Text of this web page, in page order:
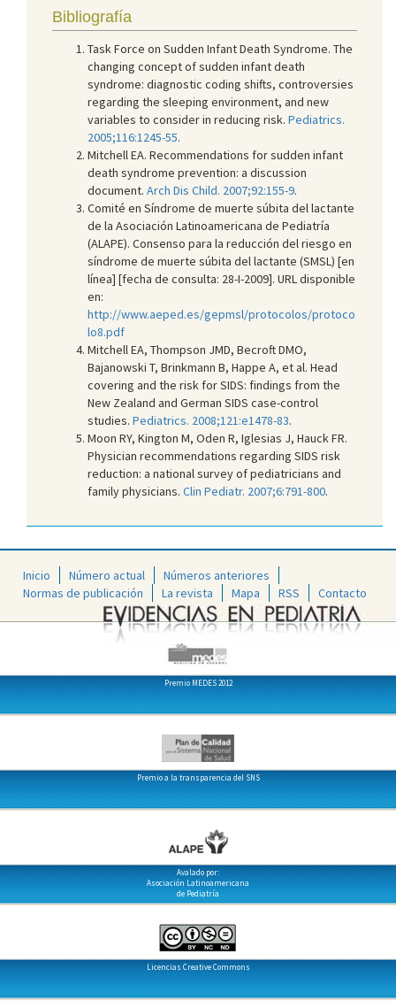
Bibliografía
Task Force on Sudden Infant Death Syndrome. The
changing concept of sudden infant death
syndrome: diagnostic coding shifts, controversies
regarding the sleeping environment, and new
variables to consider in reducing risk. Pediatrics.
2005;116:1245-55.
Mitchell EA. Recommendations for sudden infant
death syndrome prevention: a discussion
document. Arch Dis Child. 2007;92:155-9.
Comité en Síndrome de muerte súbita del lactante
de la Asociación Latinoamericana de Pediatría
(ALAPE). Consenso para la reducción del riesgo en
síndrome de muerte súbita del lactante (SMSL) [en
línea] [fecha de consulta: 28-I-2009]. URL disponible
en:
http://www.aeped.es/gepmsl/protocolos/protoco
lo8.pdf
Mitchell EA, Thompson JMD, Becroft DMO,
Bajanowski T, Brinkmann B, Happe A, et al. Head
covering and the risk for SIDS: findings from the
New Zealand and German SIDS case-control
studies. Pediatrics. 2008;121:e1478-83.
Moon RY, Kington M, Oden R, Iglesias J, Hauck FR.
Physician recommendations regarding SIDS risk
reduction: a national survey of pediatricians and
family physicians. Clin Pediatr. 2007;6:791-800.
Inicio Número actual
Números anteriores
Normas de publicación
La revista Mapa RSS Contacto
Premio MEDES 2012
Premio a la transparencia del SNS
Avalado por:
Asociación Latinoamericana
de Pediatría
Licencias Creative Commons